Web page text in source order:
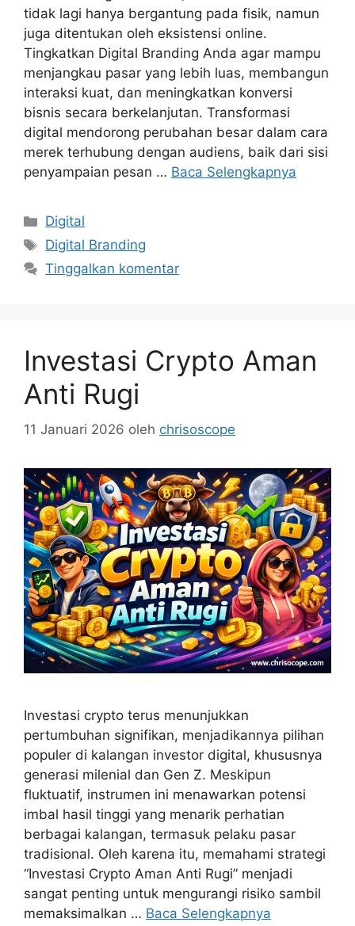
tidak lagi hanya bergantung pada fisik, namun
juga ditentukan oleh eksistensi online.
Tingkatkan Digital Branding Anda agar mampu
menjangkau pasar yang lebih luas, membangun
interaksi kuat, dan meningkatkan konversi
bisnis secara berkelanjutan. Transformasi
digital mendorong perubahan besar dalam cara
merek terhubung dengan audiens, baik dari sisi
penyampaian pesan … Baca Selengkapnya
Kategori
Digital
Tag
Digital Branding
Tinggalkan komentar
Investasi Crypto Aman
Anti Rugi
11 Januari 2026 oleh chrisoscope
Investasi crypto terus menunjukkan
pertumbuhan signifikan, menjadikannya pilihan
populer di kalangan investor digital, khususnya
generasi milenial dan Gen Z. Meskipun
fluktuatif, instrumen ini menawarkan potensi
imbal hasil tinggi yang menarik perhatian
berbagai kalangan, termasuk pelaku pasar
tradisional. Oleh karena itu, memahami strategi
“Investasi Crypto Aman Anti Rugi” menjadi
sangat penting untuk mengurangi risiko sambil
memaksimalkan … Baca Selengkapnya